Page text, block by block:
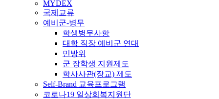
MYDEX
국제교류
예비군-병무
학생병무사항
대학 직장 예비군 연대
민방위
군 장학생 지원제도
학사사관(장교) 제도
Self-Brand 교육프로그램
코로나19 일상회복지원단